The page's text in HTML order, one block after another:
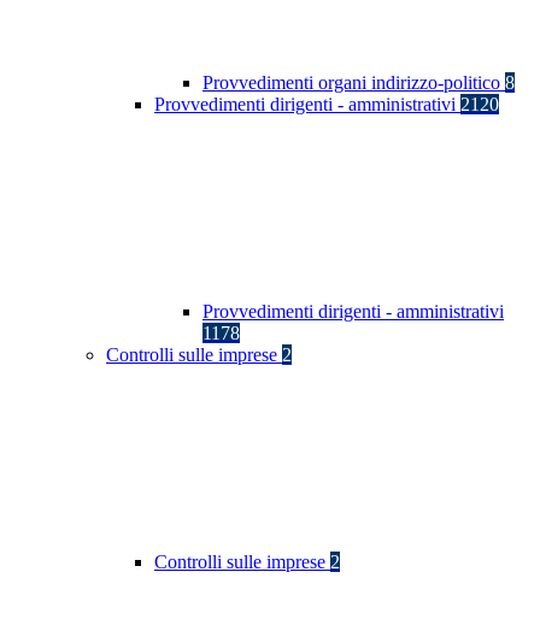
Provvedimenti organi indirizzo-politico 8
Provvedimenti dirigenti - amministrativi 2120
Provvedimenti dirigenti - amministrativi
1178
Controlli sulle imprese 2
Controlli sulle imprese 2